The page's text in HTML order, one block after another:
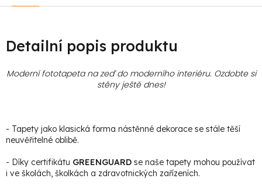
Detailní popis produktu
Moderní fototapeta na zeď do moderního interiéru. Ozdobte si
stěny ještě dnes!
- Tapety jako klasická forma nástěnné dekorace se stále těší
neuvěřitelné oblibě.
- Díky certifikátu GREENGUARD se naše tapety mohou používat
i ve školách, školkách a zdravotnických zařízeních.